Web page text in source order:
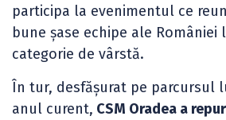
participa la evenimentul ce
bune șase echipe ale României
categorie de vârstă.
În tur, desfășurat pe parcursul
anul curent, CSM Oradea a